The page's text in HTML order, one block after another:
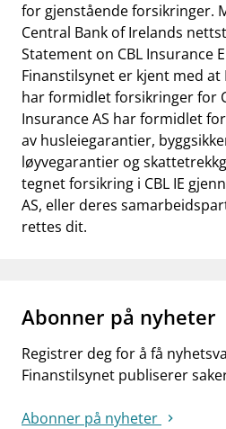
for gjenstående forsikringer.
Central Bank of Irelands
Statement on CBL Insurance
Finanstilsynet er kjent med at
har formidlet forsikringer for
Insurance AS har formidlet
av husleiegarantier,
løyvegarantier og
tegnet forsikring i CBL IE
AS, eller deres
rettes dit.
Abonner på nyheter
Registrer deg for å få
Finanstilsynet publiserer
Abonner på nyheter